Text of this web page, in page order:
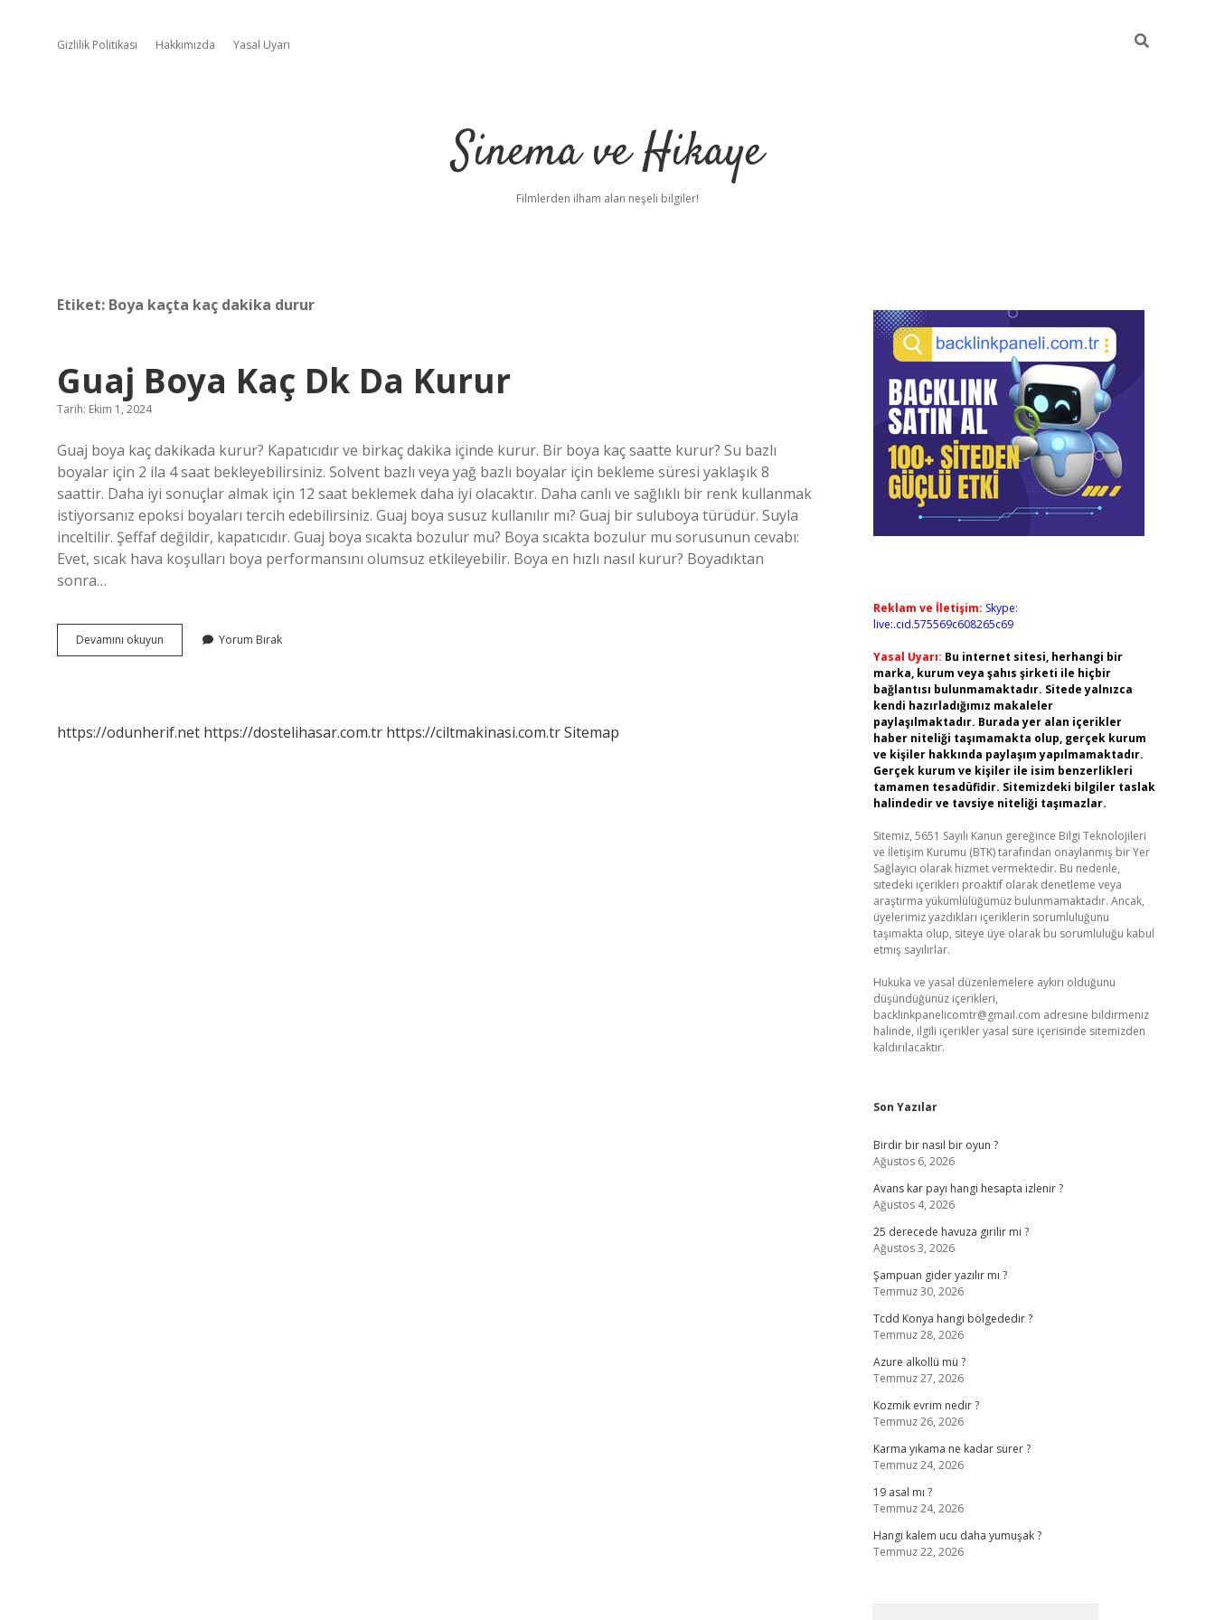
Gizlilik Politikası Hakkımızda Yasal Uyarı
Sinema ve Hikaye
Filmlerden ilham alan neşeli bilgiler!
Etiket: Boya kaçta kaç dakika durur
Guaj Boya Kaç Dk Da Kurur
Tarih: Ekim 1, 2024
Guaj boya kaç dakikada kurur? Kapatıcıdır ve birkaç dakika içinde kurur. Bir boya kaç saatte kurur? Su bazlı
boyalar için 2 ila 4 saat bekleyebilirsiniz. Solvent bazlı veya yağ bazlı boyalar için bekleme süresi yaklaşık 8
saattir. Daha iyi sonuçlar almak için 12 saat beklemek daha iyi olacaktır. Daha canlı ve sağlıklı bir renk kullanmak
istiyorsanız epoksi boyaları tercih edebilirsiniz. Guaj boya susuz kullanılır mı? Guaj bir suluboya türüdür. Suyla
inceltilir. Şeffaf değildir, kapatıcıdır. Guaj boya sıcakta bozulur mu? Boya sıcakta bozulur mu sorusunun cevabı:
Evet, sıcak hava koşulları boya performansını olumsuz etkileyebilir. Boya en hızlı nasıl kurur? Boyadıktan
sonra…
Devamını okuyun
Boya
Yorum Bırak
https://odunherif.net https://dostelihasar.com.tr https://ciltmakinasi.com.trSitemap
Sidebar
Reklam ve İletişim: Skype:
live:.cid.575569c608265c69
Yasal Uyarı: Bu internet sitesi, herhangi bir
marka, kurum veya şahıs şirketi ile hiçbir
bağlantısı bulunmamaktadır. Sitede yalnızca
kendi hazırladığımız makaleler
paylaşılmaktadır. Burada yer alan içerikler
haber niteliği taşımamakta olup, gerçek kurum
ve kişiler hakkında paylaşım yapılmamaktadır.
Gerçek kurum ve kişiler ile isim benzerlikleri
tamamen tesadüfidir. Sitemizdeki bilgiler taslak
halindedir ve tavsiye niteliği taşımazlar.
Sitemiz, 5651 Sayılı Kanun gereğince Bilgi Teknolojileri
ve İletişim Kurumu (BTK) tarafından onaylanmış bir Yer
Sağlayıcı olarak hizmet vermektedir. Bu nedenle,
sitedeki içerikleri proaktif olarak denetleme veya
araştırma yükümlülüğümüz bulunmamaktadır. Ancak,
üyelerimiz yazdıkları içeriklerin sorumluluğunu
taşımakta olup, siteye üye olarak bu sorumluluğu kabul
etmiş sayılırlar.
Hukuka ve yasal düzenlemelere aykırı olduğunu
düşündüğünüz içerikleri,
backlinkpanelicomtr@gmail.com adresine bildirmeniz
halinde, ilgili içerikler yasal süre içerisinde sitemizden
kaldırılacaktır.
Son Yazılar
Birdir bir nasıl bir oyun ?
Ağustos 6, 2026
Avans kar payı hangi hesapta izlenir ?
Ağustos 4, 2026
25 derecede havuza girilir mi ?
Ağustos 3, 2026
Şampuan gider yazılır mı ?
Temmuz 30, 2026
Tcdd Konya hangi bölgededir ?
Temmuz 28, 2026
Azure alkollü mü ?
Temmuz 27, 2026
Kozmik evrim nedir ?
Temmuz 26, 2026
Karma yıkama ne kadar sürer ?
Temmuz 24, 2026
19 asal mı ?
Temmuz 24, 2026
Hangi kalem ucu daha yumuşak ?
Temmuz 22, 2026